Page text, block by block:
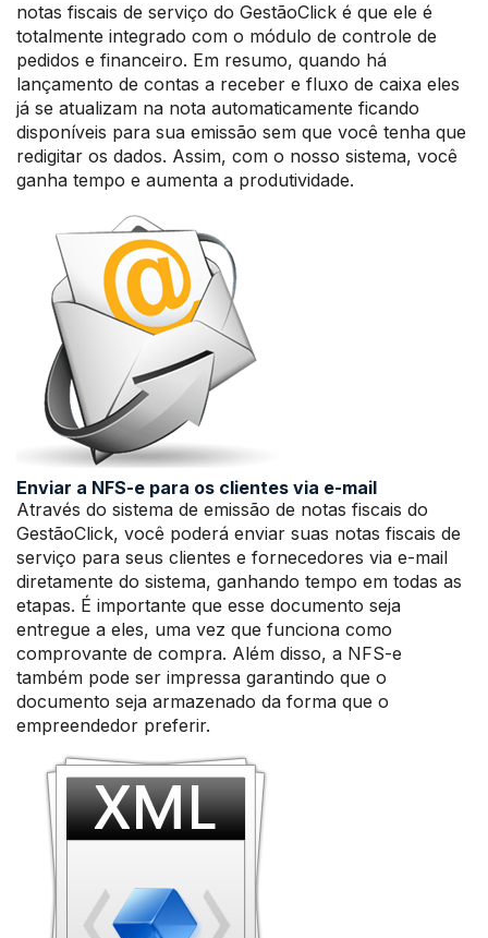
notas fiscais de serviço do GestãoClick é que ele é
totalmente integrado com o módulo de controle de
pedidos e financeiro. Em resumo, quando há
lançamento de contas a receber e fluxo de caixa eles
já se atualizam na nota automaticamente ficando
disponíveis para sua emissão sem que você tenha que
redigitar os dados. Assim, com o nosso sistema, você
ganha tempo e aumenta a produtividade.
Enviar a NFS-e para os clientes via e-mail
Através do sistema de emissão de notas fiscais do
GestãoClick, você poderá enviar suas notas fiscais de
serviço para seus clientes e fornecedores via e-mail
diretamente do sistema, ganhando tempo em todas as
etapas. É importante que esse documento seja
entregue a eles, uma vez que funciona como
comprovante de compra. Além disso, a NFS-e
também pode ser impressa garantindo que o
documento seja armazenado da forma que o
empreendedor preferir.